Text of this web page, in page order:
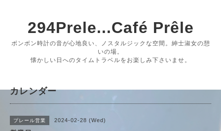
294Prele...Café Prêle
ボンボン時計の音が心地良い、ノスタルジックな空間。紳士淑女の憩
いの場。
懐かしい日へのタイムトラベルをお楽しみ下さいませ。
カレンダー
プレール営業 2024-02-28 (Wed)